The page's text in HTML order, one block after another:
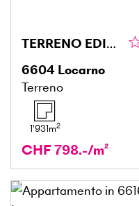
TERRENO EDIFICABILE CON BELLISSIMA VISTA
6604 Locarno
Terreno
1'931m2
CHF 798.-/m²